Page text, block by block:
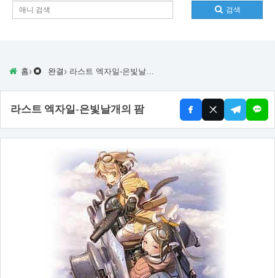
검색
홈› 완결 › 라스트 엑자일-은빛날개의 팜
라스트 엑자일-은빛날개의 팜